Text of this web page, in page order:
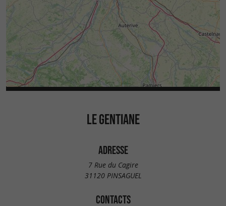
LE GENTIANE
ADRESSE
7 Rue du Cagire
31120 PINSAGUEL
CONTACTS